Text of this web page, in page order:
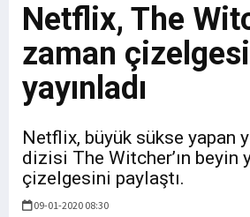
Netflix, The
zaman
yayınladı
Netflix, büyük sükse yapan
dizisi The Witcher’ın beyin
çizelgesini paylaştı.
09-01-2020 08:30